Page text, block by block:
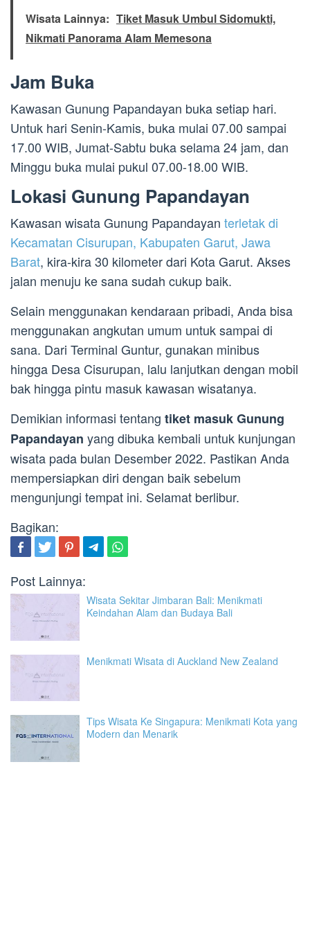
Wisata Lainnya: Tiket Masuk Umbul Sidomukti,
Nikmati Panorama Alam Memesona
Jam Buka
Kawasan Gunung Papandayan buka setiap hari.
Untuk hari Senin-Kamis, buka mulai 07.00 sampai
17.00 WIB, Jumat-Sabtu buka selama 24 jam, dan
Minggu buka mulai pukul 07.00-18.00 WIB.
Lokasi Gunung Papandayan
Kawasan wisata Gunung Papandayan terletak di
Kecamatan Cisurupan, Kabupaten Garut, Jawa
Barat, kira-kira 30 kilometer dari Kota Garut. Akses
jalan menuju ke sana sudah cukup baik.
Selain menggunakan kendaraan pribadi, Anda bisa
menggunakan angkutan umum untuk sampai di
sana. Dari Terminal Guntur, gunakan minibus
hingga Desa Cisurupan, lalu lanjutkan dengan mobil
bak hingga pintu masuk kawasan wisatanya.
Demikian informasi tentang tiket masuk Gunung
Papandayan yang dibuka kembali untuk kunjungan
wisata pada bulan Desember 2022. Pastikan Anda
mempersiapkan diri dengan baik sebelum
mengunjungi tempat ini. Selamat berlibur.
Bagikan:
Post Lainnya:
Wisata Sekitar Jimbaran Bali: Menikmati
Keindahan Alam dan Budaya Bali
Menikmati Wisata di Auckland New Zealand
Tips Wisata Ke Singapura: Menikmati Kota yang
Modern dan Menarik